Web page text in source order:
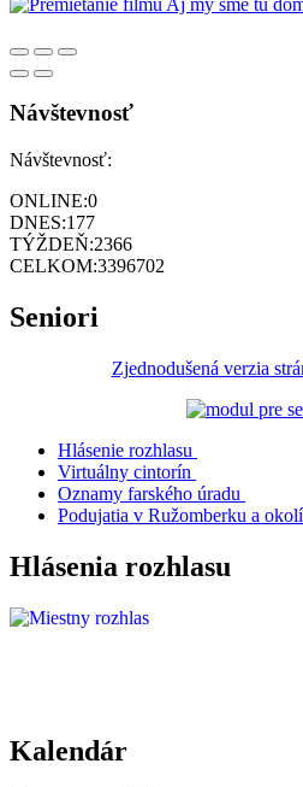
Návštevnosť
Návštevnosť:
ONLINE:0
DNES:177
TÝŽDEŇ:2366
CELKOM:3396702
Seniori
Zjednodušená verzia
Hlásenie rozhlasu
Virtuálny cintorín
Oznamy farského úradu
Podujatia v Ružomberku a okolí
Hlásenia rozhlasu
Kalendár